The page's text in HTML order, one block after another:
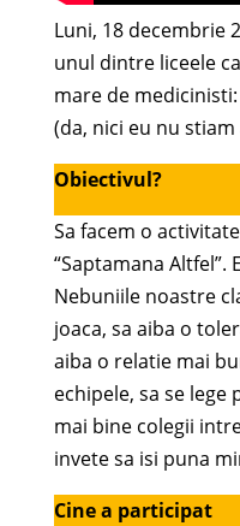
Luni, 18 decembrie
unul dintre liceele
mare de
(da, nici eu nu stiam
Obiectivul?
Sa facem o
“Saptamana Altfel”.
Nebuniile noastre
joaca, sa aiba o
aiba o relatie mai
echipele, sa se lege
mai bine colegii
invete sa isi puna
Cine a participat